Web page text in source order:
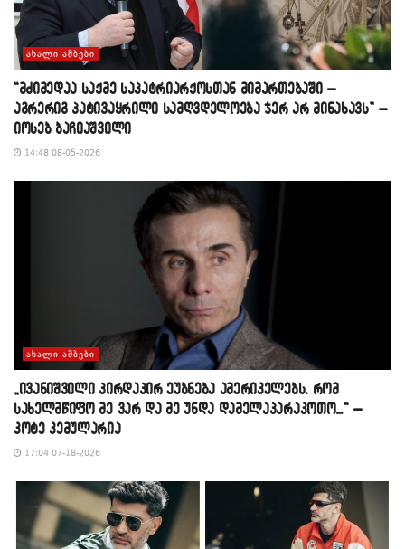
ᲐᲮᲐᲚᲘ ᲐᲛᲑᲔᲑᲘ
“მძიმედაა საქმე საპატრიარქოსთან მიმართებაში –
აგრერიგ პატივაყრილი სამღვდელოება ჯერ არ მინახავს” –
იოსებ ბაჩიაშვილი
14:48 08-05-2026
ᲐᲮᲐᲚᲘ ᲐᲛᲑᲔᲑᲘ
„ივანიშვილი პირდაპირ ეუბნება ამერიკელებს, რომ
სახელმწიფო მე ვარ და მე უნდა დამელაპარაკოთო…“ –
კოტე კემულარია
17:04 07-18-2026